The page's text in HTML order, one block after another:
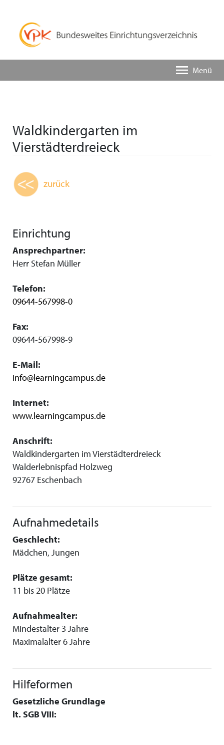
Menü
Waldkindergarten im
Vierstädterdreieck
zurück
Einrichtung
Ansprechpartner:
Herr Stefan Müller
Telefon:
09644-567998-0
Fax:
09644-567998-9
E-Mail:
info@learningcampus.de
Internet:
www.learningcampus.de
Anschrift:
Waldkindergarten im Vierstädterdreieck
Walderlebnispfad Holzweg
92767 Eschenbach
Aufnahmedetails
Geschlecht:
Mädchen, Jungen
Plätze gesamt:
11 bis 20 Plätze
Aufnahmealter:
Mindestalter 3 Jahre
Maximalalter 6 Jahre
Hilfeformen
Gesetzliche Grundlage
lt. SGB VIII: